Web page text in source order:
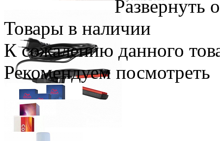
Развернуть
Товары в наличии
К сожалению данного
Рекомендуем посмотреть